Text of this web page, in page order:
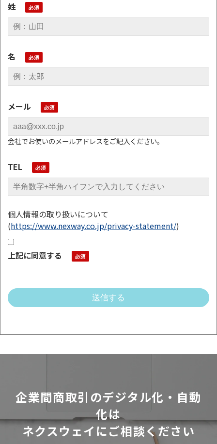
姓
名
メール
会社でお使いのメールアドレスをご記入ください。
TEL
個人情報の取り扱いについて
(https://www.nexway.co.jp/privacy-statement/)
上記に同意する
企業間商取引のデジタル化・自動
化は
ネクスウェイにご相談ください